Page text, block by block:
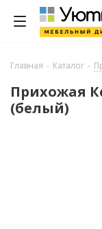
Главная - Каталог -
Прихожая
(белый)